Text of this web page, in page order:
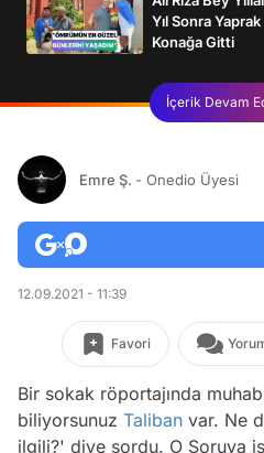
Yıl Sonra
Konağa Gitti
İçerik Devam
Emre Ş. - Onedio Üyesi
12.09.2021 - 11:39
Favori
Bir sokak röportajında
biliyorsunuz Taliban var. Ne
ilgili?' diye sordu. O Soruya